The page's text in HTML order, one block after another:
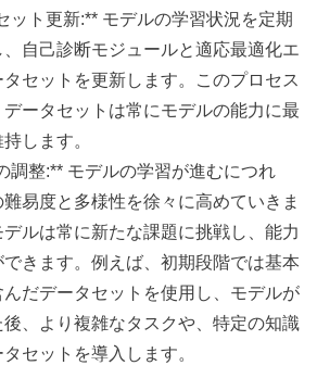
ット更新:** モデルの学習状況を定期
自己診断モジュールと適応最適化エ
セットを更新します。このプロセス
ータセットは常にモデルの能力に最
します。
調整:** モデルの学習が進むにつれ
易度と多様性を徐々に高めていきま
ルは常に新たな課題に挑戦し、能力
きます。例えば、初期段階では基本
だデータセットを使用し、モデルが
、より複雑なタスクや、特定の知識
セットを導入します。